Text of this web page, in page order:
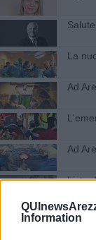
Information
La
Ad
Ad
Liste